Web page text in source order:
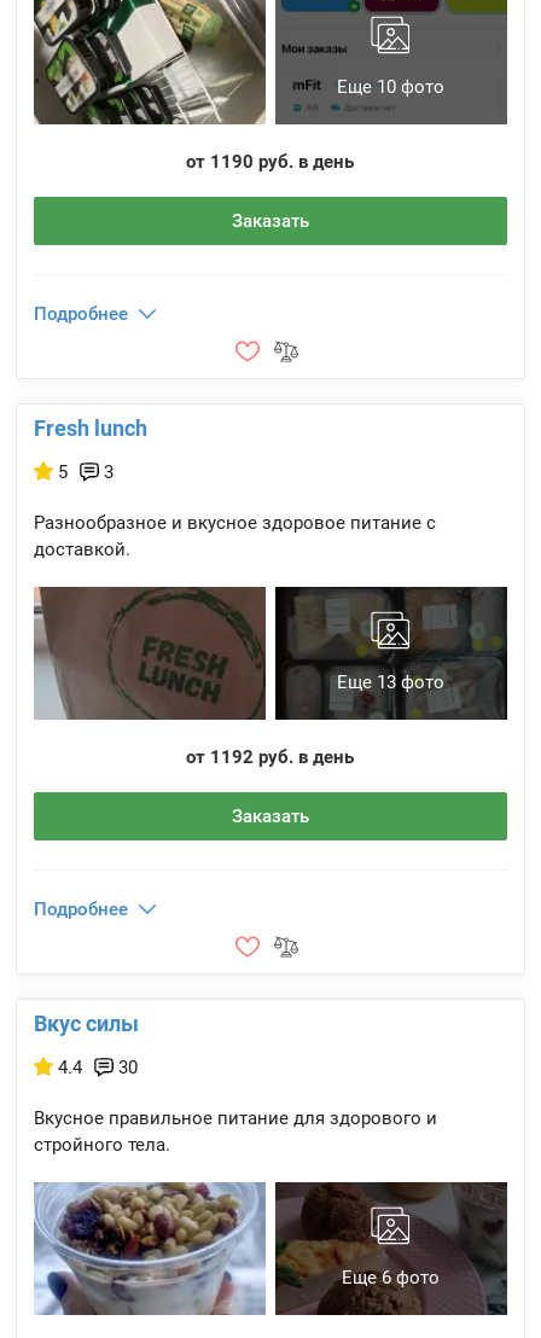
Еще 10 фото
от 1190 руб. в день
Заказать
Подробнее
Fresh lunch
5 3
Разнообразное и вкусное здоровое питание с
доставкой.
Еще 13 фото
от 1192 руб. в день
Заказать
Подробнее
Вкус силы
4.4 30
Вкусное правильное питание для здорового и
стройного тела.
Еще 6 фото